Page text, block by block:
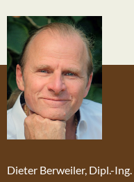
Dieter Berweiler, Dipl.-